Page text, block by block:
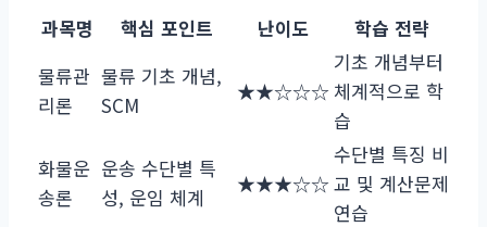
과목명 핵심 포인트 난이도
학습 전략
물류관
리론
물류 기초 개념,
SCM
★★☆☆☆
기초 개념부터
체계적으로 학
습
화물운
송론
운송 수단별 특
성, 운임 체계
★★★☆☆
수단별 특징 비
교 및 계산문제
연습